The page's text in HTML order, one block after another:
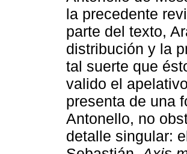
la precedente
parte del texto,
distribución y la
tal suerte que
valido el
presenta de una
Antonello, no
detalle singular: